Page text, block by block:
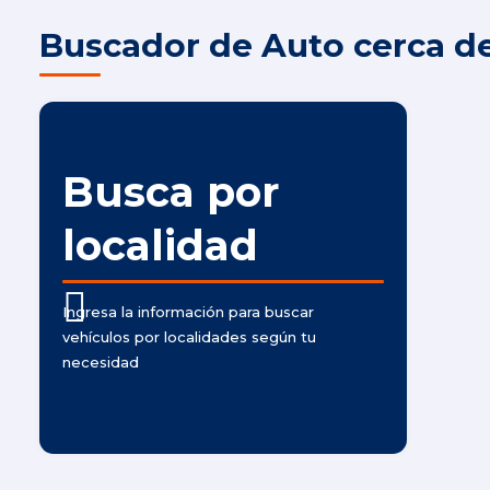
Buscador de Auto cerca
Busca por
localidad
Ingresa la información para buscar
vehículos por localidades según tu
necesidad